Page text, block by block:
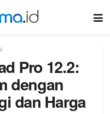
Pro 12.2:
dengan
dan Harga